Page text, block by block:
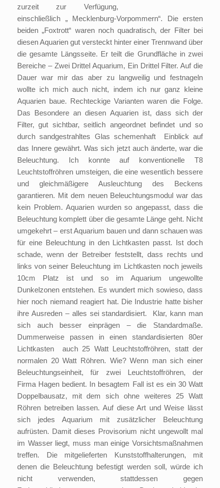
zurzeit zur Verfügung,
einschließlich „ Mecklenburg-Vorpommern“. Die ersten
beiden „Foxtrott“ waren noch quadratisch, der Filter bei
diesen Aquarien gut versteckt hinter einer Trennwand über
die gesamte Längsseite. Er teilt die Grundfläche in zwei
Bereiche – Zwei Drittel Aquarium, Ein Drittel Filter. Auf die
Dauer war mir das aber zu langweilig und festnageln
wollte ich mich auch nicht, indem ich nur ganz kleine
Aquarien baue. Rechteckige Varianten waren die Folge.
Das Besondere an diesen Aquarien ist, dass sich der
Filter, gut sichtbar, seitlich angeordnet befindet und so
durch sandgestrahltes Glas schemenhaft Einblick auf
das Innere gewährt. Was sich jetzt auch änderte, war die
Beleuchtung. Ich konnte auf konventionelle T8
Leuchtstoffröhren umsteigen, die eine wesentlich bessere
und gleichmäßigere Ausleuchtung des Beckens
garantieren. Mit dem neuen Beleuchtungsmodul war das
kein Problem. Aquarien wurden so angepasst, dass die
Beleuchtung komplett über die gesamte Länge geht. Nicht
umgekehrt – erst Aquarium bauen und dann schauen was
für eine Beleuchtung in den Lichtkasten passt. Ist doch
schade, wenn der Betreiber feststellt, dass rechts und
links von seiner Beleuchtung im Lichtkasten noch jeweils
10cm Platz ist und so im Aquarium ungewollte
Dunkelzonen entstehen. Es wundert mich sowieso, dass
hier noch niemand reagiert hat. Die Industrie hatte bisher
ihre Ausreden – alles sei standardisiert. Klar, kann man
sich auch besser einprägen – die Standardmaße.
Dummerweise passen in einen standardisierten 80er
Lichtkasten auch 25 Watt Leuchtstoffröhren, statt der
normalen 20 Watt Röhren. Wie? Wenn man sich einer
Beleuchtungseinheit, für zwei Leuchtstoffröhren, der
Firma Hagen bedient. In besagtem Fall ist es ein 30 Watt
Doppelbausatz, mit dem sich ohne weiteres 25 Watt
Röhren betreiben lassen. Auf diese Art und Weise lässt
sich jedes Aquarium mit zusätzlicher Beleuchtung
aufrüsten. Damit dieses Provisorium nicht ungewollt mal
im Wasser liegt, muss man einige Vorsichtsmaßnahmen
treffen. Die mitgelieferten Kunststoffhalterungen, mit
denen die Beleuchtung befestigt werden soll, würde ich
nicht verwenden, stattdessen gegen